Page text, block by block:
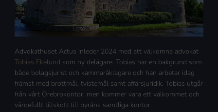
Advokathuset Actus inleder 2024 med att välkomna advokat
Tobias Ekelund som ny delägare. Tobias har en bakgrund som
både bolagsjurist och kammaråklagare och han arbetar idag
främst med brottmål, tvistemål samt affärsjuridik. Tobias utgår
från vårt Örebrokontor, men kommer vara ett välkommet och
värdefullt tillskott till byråns samtliga kontor.